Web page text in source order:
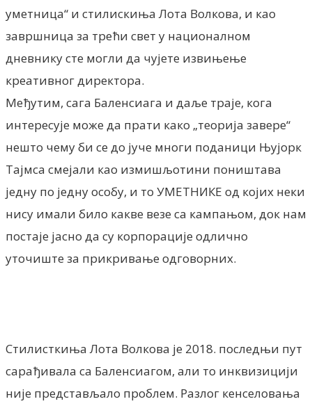
уметница“ и стилискиња Лота Волкова, и као
завршница за трећи свет у националном
дневнику сте могли да чујете извињење
креативног директора.
Међутим, сага Баленсиага и даље траје, кога
интересује може да прати како „теорија завере“
нешто чему би се до јуче многи поданици Њујорк
Тајмса смејали као измишљотини поништава
једну по једну особу, и то УМЕТНИКЕ од којих неки
нису имали било какве везе са кампањом, док нам
постаје јасно да су корпорације одлично
уточиште за прикривање одговорних.
Стилисткиња Лота Волкова је 2018. последњи пут
сарађивала са Баленсиагом, али то инквизицији
није представљало проблем. Разлог кенселовања